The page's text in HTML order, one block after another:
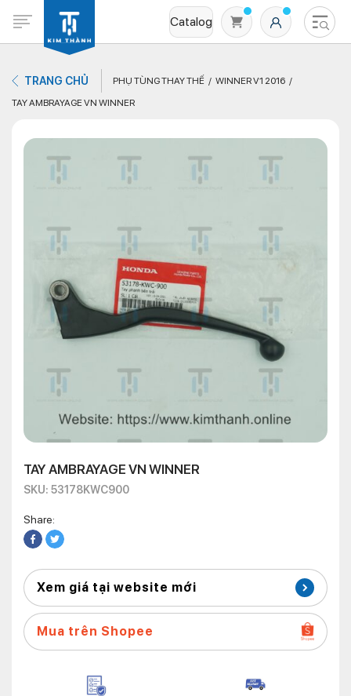
Catalog
TRANG CHỦ PHỤ TÙNG THAY THẾ
WINNER V1 2016
TAY AMBRAYAGE VN WINNER
TAY AMBRAYAGE VN WINNER
SKU: 53178KWC900
Share:
Xem giá tại website mới
Mua trên Shopee